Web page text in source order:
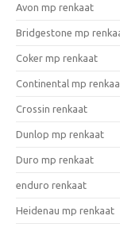
Avon mp renkaat
Bridgestone mp
Coker mp renkaat
Continental mp
Crossin renkaat
Dunlop mp renkaat
Duro mp renkaat
enduro renkaat
Heidenau mp renkaat